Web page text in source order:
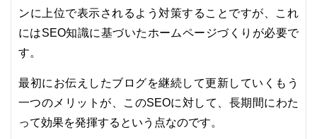
ンに上位で表示されるよう対策することですが、これ
にはSEO知識に基づいたホームページづくりが必要で
す。
最初にお伝えしたブログを継続して更新していくもう
一つのメリットが、このSEOに対して、長期間にわた
って効果を発揮するという点なのです。